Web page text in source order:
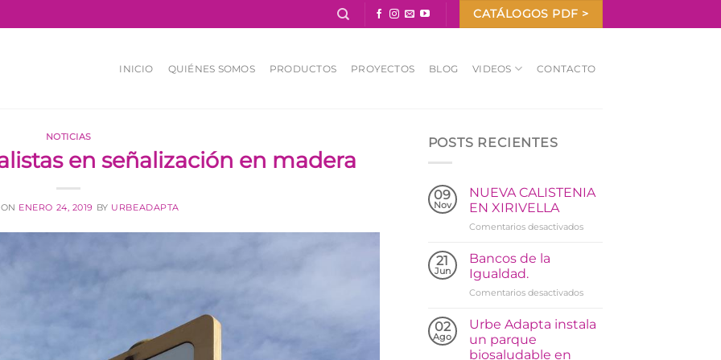
CATÁLOGOS PDF >
INICIO QUIÉNES SOMOS PRODUCTOS PROYECTOS BLOG VIDEOS CONTACTO
NOTICIAS
en señalización en madera
ENERO 24, 2019 BY URBEADAPTA
POSTS RECIENTES
09
Nov
NUEVA CALISTENIA
EN XIRIVELLA
Comentarios desactivadosen
21
Jun
Bancos de la
Igualdad.
Comentarios desactivadosen
de
la
02
Ago
Urbe Adapta instala
un parque
biosaludable en